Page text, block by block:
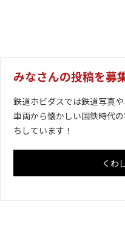
みなさんの投稿を募
鉄道ホビダスでは鉄道写真
車両から懐かしい国鉄時代
ちしています！
くわ